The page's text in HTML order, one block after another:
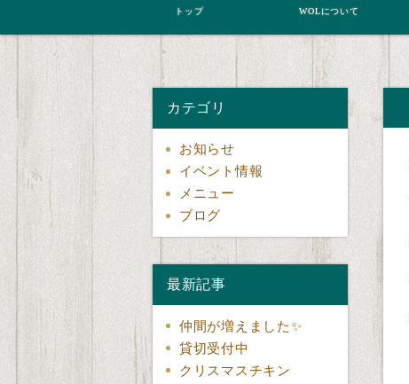
トップ WOLについて
カテゴリ
お知らせ
イベント情報
メニュー
ブログ
最新記事
仲間が増えました✨
貸切受付中
クリスマスチキン